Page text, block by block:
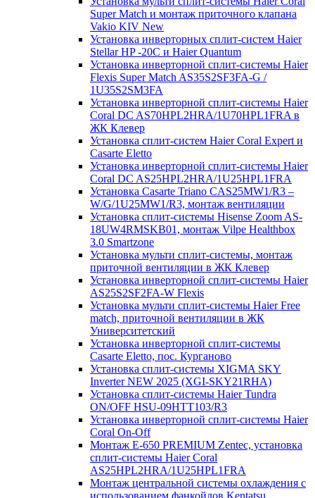
Super Match и монтаж приточного клапана
Vakio KIV New
Установка инверторных сплит-систем Haier
Stellar HP -20С и Haier Quantum
Установка инверторной сплит-системы Haier
Flexis Super Match AS35S2SF3FA-G /
1U35S2SM3FA
Установка инверторной сплит-системы Haier
Coral DC AS70HPL2HRA/1U70HPL1FRA в
ЖК Клевер
Установка сплит-систем Haier Coral Expert и
Casarte Eletto
Установка инверторной сплит-системы Haier
Coral DC AS25HPL2HRA/1U25HPL1FRA
Установка Casarte Triano CAS25MW1/R3 –
W/G/1U25MW1/R3, монтаж вентиляции
Установка сплит-системы Hisense Zoom AS-
18UW4RMSKB01, монтаж Vilpe Healthbox
3.0 Smartzone
Установка мульти сплит-системы, монтаж
приточной вентиляции в ЖК Клевер
Установка инверторной сплит-системы Haier
AS25S2SF2FA-W Flexis
Установка мульти сплит-системы Haier Free
match, приточной вентиляции в ЖК
Университетский
Установка инверторной сплит-системы
Casarte Eletto, пос. Курганово
Установка сплит-системы XIGMA SKY
Inverter NEW 2025 (XGI-SKY21RHA)
Установка сплит-системы Haier Tundra
ON/OFF HSU-09HTT103/R3
Установка инверторной сплит-системы Haier
Coral On-Off
Монтаж E-650 PREMIUM Zentec, установка
сплит-системы Haier Coral
AS25HPL2HRA/1U25HPL1FRA
Монтаж центральной системы охлаждения с
использованием фанкойлов Kentatsu